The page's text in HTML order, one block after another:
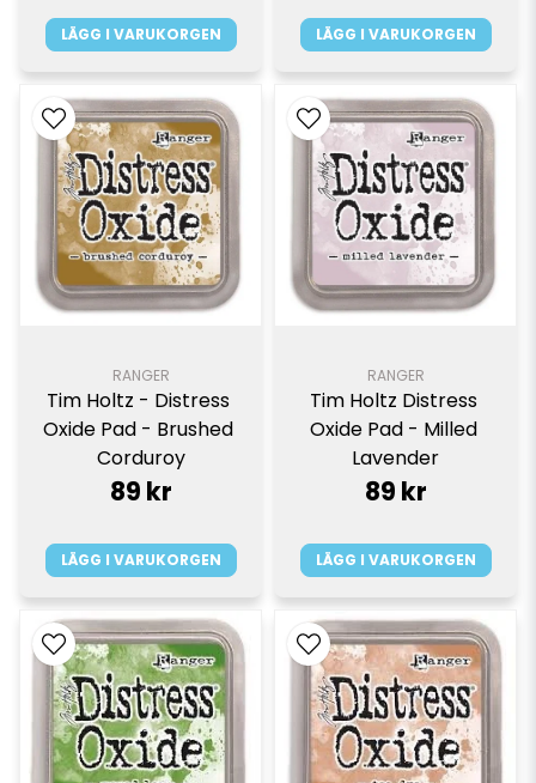
LÄGG I VARUKORGEN LÄGG I VARUKORGEN
RANGER
Tim Holtz - Distress
Oxide Pad - Brushed
Corduroy
89 kr
LÄGG I VARUKORGEN
RANGER
Tim Holtz Distress
Oxide Pad - Milled
Lavender
89 kr
LÄGG I VARUKORGEN